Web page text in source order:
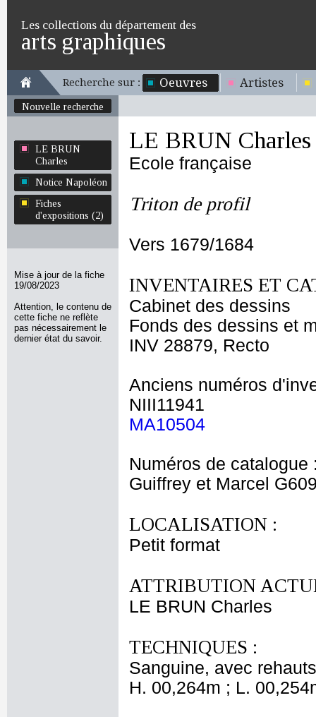
Les collections du département des
arts graphiques
Recherche sur : Oeuvres Artistes
Nouvelle recherche
LE BRUN
Charles
Notice Napoléon
Fiches
d'expositions (2)
Mise à jour de la fiche
19/08/2023
Attention, le contenu de
cette fiche ne reflète
pas nécessairement le
dernier état du savoir.
LE BRUN Charles
Ecole française
Triton de profil
Vers 1679/1684
INVENTAIRES ET
Cabinet des dessins
Fonds des dessins et
INV 28879, Recto
Anciens numéros
NIII11941
MA10504
Numéros de catalogue
Guiffrey et Marcel
LOCALISATION :
Petit format
ATTRIBUTION
LE BRUN Charles
TECHNIQUES :
Sanguine, avec
H. 00,264m ; L.